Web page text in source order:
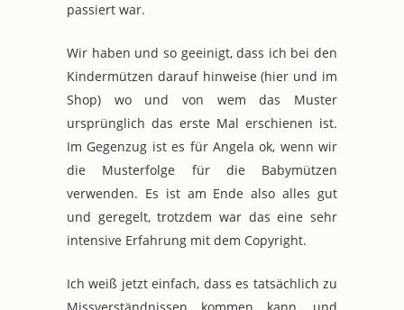
passiert war.
Wir haben und so geeinigt, dass ich bei den
Kindermützen darauf hinweise (hier und im
Shop) wo und von wem das Muster
ursprünglich das erste Mal erschienen ist.
Im Gegenzug ist es für Angela ok, wenn wir
die Musterfolge für die Babymützen
verwenden. Es ist am Ende also alles gut
und geregelt, trotzdem war das eine sehr
intensive Erfahrung mit dem Copyright.
Ich weiß jetzt einfach, dass es tatsächlich zu